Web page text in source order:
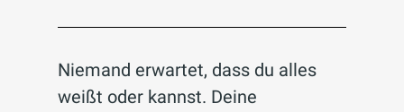
Niemand erwartet, dass du alles
weißt oder kannst. Deine